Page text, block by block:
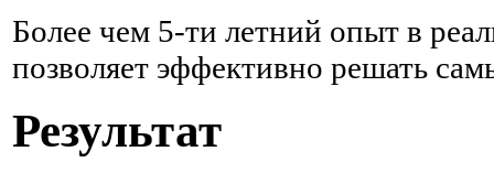
Более чем 5-ти летний опыт в
позволяет эффективно решать
Результат